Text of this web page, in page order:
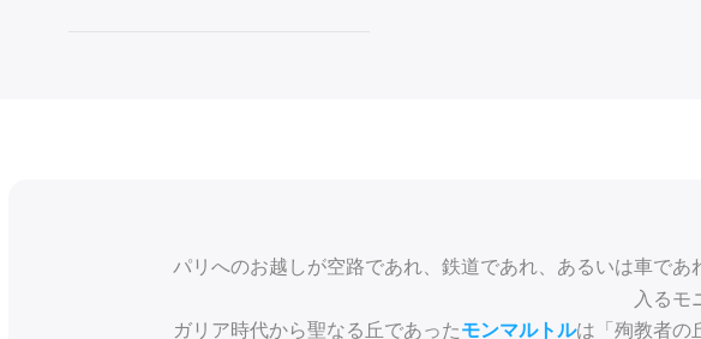
パリへのお越しが空路であれ、鉄道であれ、あるいは車であ
入るモ
ガリア時代から聖なる丘であったモンマルトルは「殉教者の